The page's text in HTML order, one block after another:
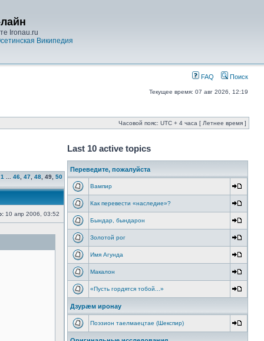
Ironau.ru
Википедия
FAQ Поиск
Текущее время: 07 авг 2026, 12:19
Часовой пояс: UTC + 4 часа [ Летнее время ]
1 46 47 48 49 50
10 апр 2006, 03:52
Last 10 active topics
Переведите, пожалуйста
Вампир
Как перевести «наследие»?
Бындар, бындарон
Золотой рог
Имя Агунда
Макалон
«Пусть гордятся тобой...»
Дзурæм иронау
Поэзион таелмаецтае (Шекспир)